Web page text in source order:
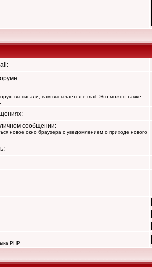
вы писали, вам высылается e-mail. Это можно также
сообщении:
новое окно браузера с уведомлением о приходе нового
PHP